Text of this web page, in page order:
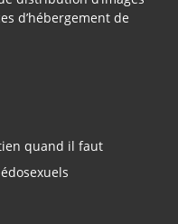
d’hébergement de
quand il faut